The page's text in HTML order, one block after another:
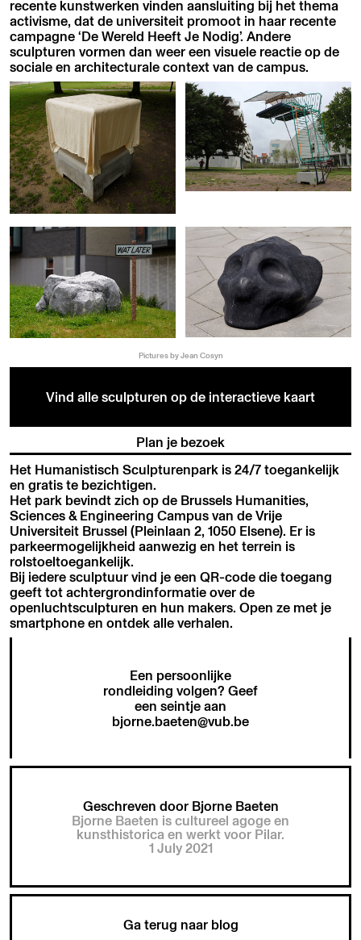
recente kunstwerken vinden aansluiting bij het thema
activisme, dat de universiteit promoot in haar recente
campagne ‘De Wereld Heeft Je Nodig’. Andere
sculpturen vormen dan weer een visuele reactie op de
sociale en architecturale context van de campus.
Pictures by Jean Cosyn
Vind alle sculpturen op de interactieve kaart
Plan je bezoek
Het Humanistisch Sculpturenpark is 24/7 toegankelijk
en gratis te bezichtigen.
Het park bevindt zich op de Brussels Humanities,
Sciences & Engineering Campus van de Vrije
Universiteit Brussel (Pleinlaan 2, 1050 Elsene). Er is
parkeermogelijkheid aanwezig en het terrein is
rolstoeltoegankelijk.
Bij iedere sculptuur vind je een QR-code die toegang
geeft tot achtergrondinformatie over de
openluchtsculpturen en hun makers. Open ze met je
smartphone en ontdek alle verhalen.
Een persoonlijke
rondleiding volgen? Geef
een seintje aan
bjorne.baeten@vub.be
Geschreven door Bjorne Baeten
Bjorne Baeten is cultureel agoge en
kunsthistorica en werkt voor Pilar.
1 July 2021
Ga terug naar blog